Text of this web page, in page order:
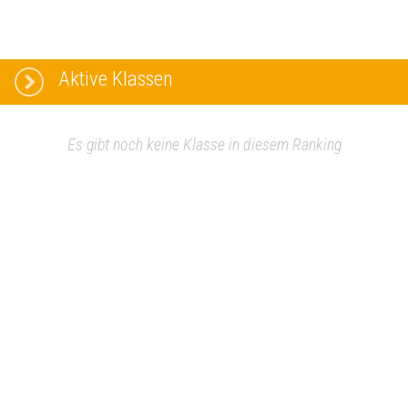
Aktive Klassen
Es gibt noch keine Klasse in diesem Ranking